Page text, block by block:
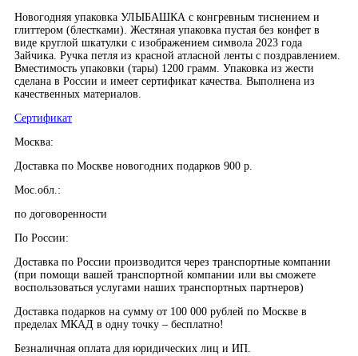
Новогодняя упаковка УЛЫБАШКА с конгревным тиснением и
глиттером (блестками). Жестяная упаковка пустая без конфет в
виде круглой шкатулки с изображением символа 2023 года
Зайчика. Ручка петля из красной атласной ленты с поздравлением.
Вместимость упаковки (тары) 1200 грамм. Упаковка из жести
сделана в России и имеет сертификат качества. Выполнена из
качественных материалов.
Сертификат
Москва:
Доставка по Москве новогодних подарков 900 р.
Мос.обл.:
по договоренности
По России:
Доставка по России производится через транспортные компании
(при помощи вашей транспортной компании или вы сможете
воспользоваться услугами наших транспортных партнеров)
Доставка подарков на сумму от 100 000 рублей по Москве в
пределах МКАД в одну точку – бесплатно!
Безналичная оплата для юридических лиц и ИП.